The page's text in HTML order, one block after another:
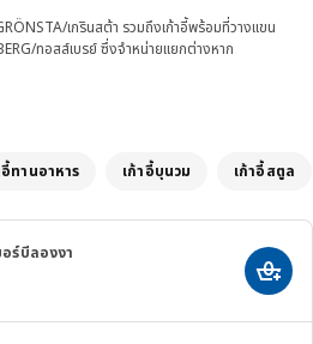
เกรินสต้า รวมถึงเก้าอี้พร้อมที่วางแขน
ทอสส์เบรย์ ซึ่งจำหน่ายแยกต่างหาก
อี้ทานอาหาร เก้าอี้บุนวม เก้าอี้สตูล
อร์บีลองงา
เพิ่มสิ